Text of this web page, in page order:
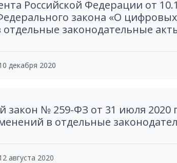
Российской Федерации от
закона «О
законодательные
декабря 2020
закон № 259-ФЗ от 31 июля
в отдельные
августа 2020